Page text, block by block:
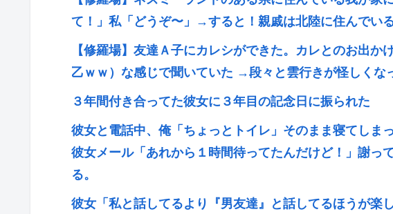
て！」私「どうぞ〜」→すると！親戚は北陸に住んでい
【修羅場】友達Ａ子にカレシができた。カレとのお出か
乙ｗｗ）な感じで聞いていた →段々と雲行きが怪しくな
３年間付き合ってた彼女に３年目の記念日に振られた
彼女と電話中、俺「ちょっとトイレ」そのまま寝てしま
彼女メール「あれから１時間待ってたんだけど！」謝っ
る。
彼女「私と話してるより『男友達』と話してるほうが楽